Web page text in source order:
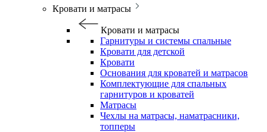
Кровати и матрасы
Кровати и матрасы
Гарнитуры и системы спальные
Кровати для детской
Кровати
Основания для кроватей и матрасов
Комплектующие для спальных
гарнитуров и кроватей
Матрасы
Чехлы на матрасы, наматрасники,
топперы